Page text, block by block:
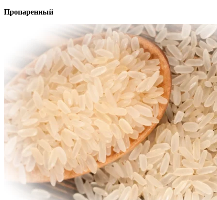
Пропаренный